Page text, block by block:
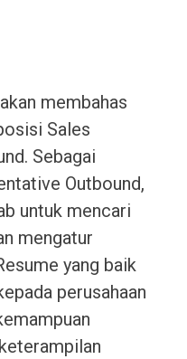
membahas
Sales
Sebagai
Outbound,
untuk mencari
mengatur
yang baik
perusahaan